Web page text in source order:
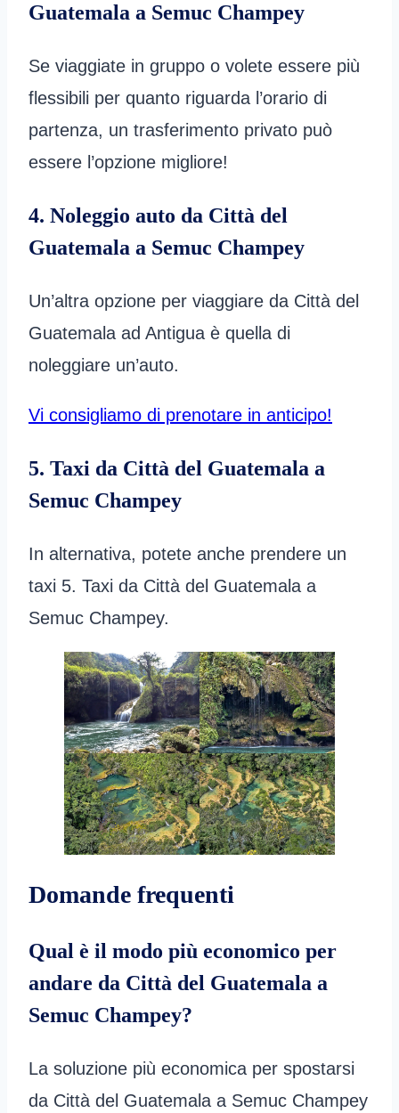
Guatemala a Semuc Champey
Se viaggiate in gruppo o volete essere più
flessibili per quanto riguarda l’orario di
partenza, un trasferimento privato può
essere l’opzione migliore!
4. Noleggio auto da Città del
Guatemala a Semuc Champey
Un’altra opzione per viaggiare da Città del
Guatemala ad Antigua è quella di
noleggiare un’auto.
Vi consigliamo di prenotare in anticipo!
5. Taxi da Città del Guatemala a
Semuc Champey
In alternativa, potete anche prendere un
taxi 5. Taxi da Città del Guatemala a
Semuc Champey.
Domande frequenti
Qual è il modo più economico per
andare da Città del Guatemala a
Semuc Champey?
La soluzione più economica per spostarsi
da Città del Guatemala a Semuc Champey